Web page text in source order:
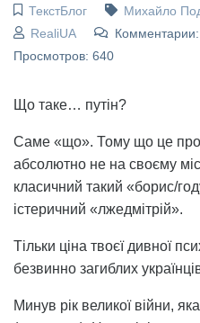
ТекстБлог
Михайло
RealiUA
Просмотров: 640
Що таке… путін?
Саме «що». Тому що це про
абсолютно не на своєму
класичний такий «борис/
істеричний «лжедмітрій».
Тільки ціна твоєї дивної
безвинно загиблих
Минув рік великої війни,